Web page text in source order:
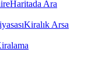
Haritada Ara
Kiralık Arsa